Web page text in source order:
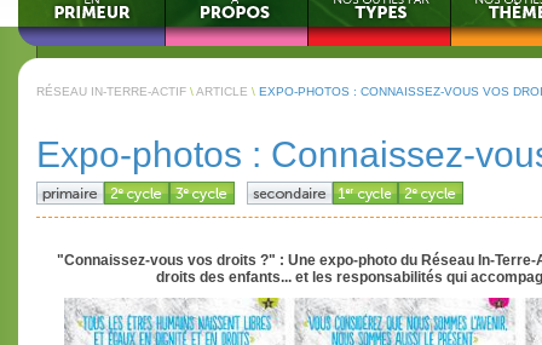
RÉSEAU IN-TERRE-ACTIF \ARTICLE \ EXPO-PHOTOS : CONNAISSEZ-VOUS VOS
Expo-photos : Connaissez-
"Connaissez-vous vos droits ?" : Une expo-photo du Réseau In-
droits des enfants... et les responsabilités qui